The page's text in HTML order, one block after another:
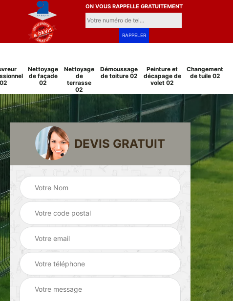
ON VOUS RAPPELLE GRATUITEMENT
02
Nettoyage
de façade
02
Nettoyage
de
terrasse
02
Démoussage
de toiture 02
Peinture et
décapage de
volet 02
Changement
de tuile 02
02
Peinture sur tuile
Pose et
changement
grillage et clôture
02
DEVIS GRATUIT